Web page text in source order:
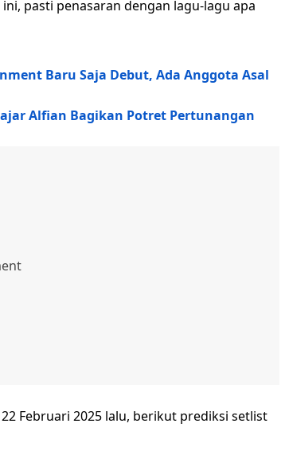
pasti penasaran dengan lagu-lagu apa
Baru Saja Debut, Ada Anggota Asal
Alfian Bagikan Potret Pertunangan
Februari 2025 lalu, berikut prediksi setlist